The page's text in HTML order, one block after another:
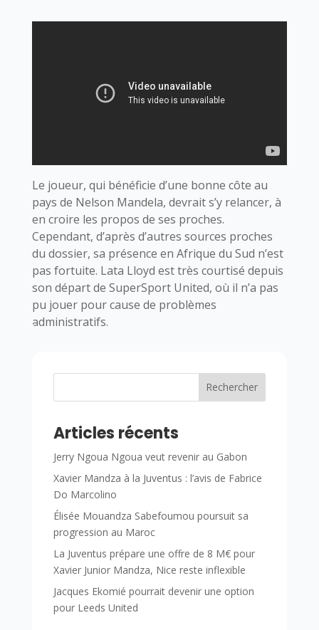
Le joueur, qui bénéficie d’une bonne côte au
pays de Nelson Mandela, devrait s’y relancer, à
en croire les propos de ses proches.
Cependant, d’après d’autres sources proches
du dossier, sa présence en Afrique du Sud n’est
pas fortuite. Lata Lloyd est très courtisé depuis
son départ de SuperSport United, où il n’a pas
pu jouer pour cause de problèmes
administratifs.
Rechercher
Articles récents
Jerry Ngoua Ngoua veut revenir au Gabon
Xavier Mandza à la Juventus : l’avis de Fabrice
Do Marcolino
Élisée Mouandza Sabefoumou poursuit sa
progression au Maroc
La Juventus prépare une offre de 8 M€ pour
Xavier Junior Mandza, Nice reste inflexible
Jacques Ekomié pourrait devenir une option
pour Leeds United